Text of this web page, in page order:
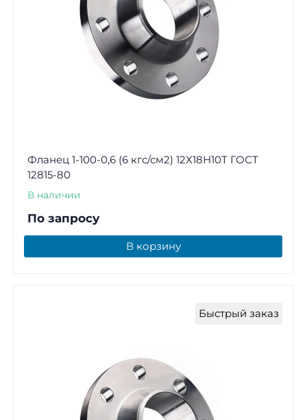
Фланец 1-100-0,6 (6 кгс/см2) 12Х18Н10Т ГОСТ
12815-80
В наличии
По запросу
В корзину
Быстрый заказ